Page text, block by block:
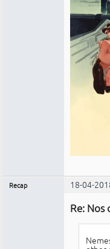
Recap 18-04-
Re: Nos